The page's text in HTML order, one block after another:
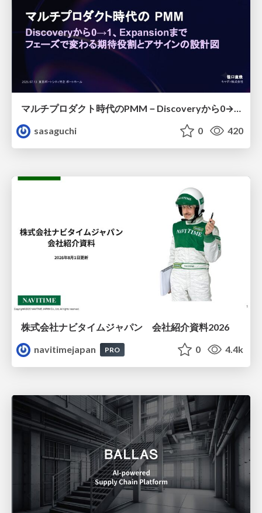
マルチプロダクト時代のPMM－Discoveryから0→1、Expansionまで フェーズで変わる期待役割とアサインの設計図
sasaguchi
0 420
株式会社ナビタイムジャパン 会社紹介資料2026
navitimejapan
PRO 0 4.4k